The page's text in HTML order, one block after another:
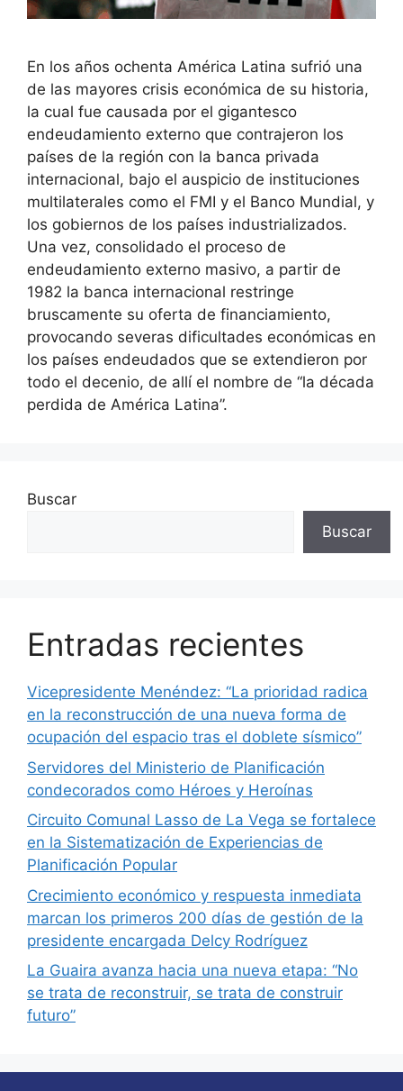
En los años ochenta América Latina sufrió una
de las mayores crisis económica de su historia,
la cual fue causada por el gigantesco
endeudamiento externo que contrajeron los
países de la región con la banca privada
internacional, bajo el auspicio de instituciones
multilaterales como el FMI y el Banco Mundial, y
los gobiernos de los países industrializados.
Una vez, consolidado el proceso de
endeudamiento externo masivo, a partir de
1982 la banca internacional restringe
bruscamente su oferta de financiamiento,
provocando severas dificultades económicas en
los países endeudados que se extendieron por
todo el decenio, de allí el nombre de “la década
perdida de América Latina”.
Buscar
Buscar
Entradas recientes
Vicepresidente Menéndez: “La prioridad radica
en la reconstrucción de una nueva forma de
ocupación del espacio tras el doblete sísmico”
Servidores del Ministerio de Planificación
condecorados como Héroes y Heroínas
Circuito Comunal Lasso de La Vega se fortalece
en la Sistematización de Experiencias de
Planificación Popular
Crecimiento económico y respuesta inmediata
marcan los primeros 200 días de gestión de la
presidente encargada Delcy Rodríguez
La Guaira avanza hacia una nueva etapa: “No
se trata de reconstruir, se trata de construir
futuro”